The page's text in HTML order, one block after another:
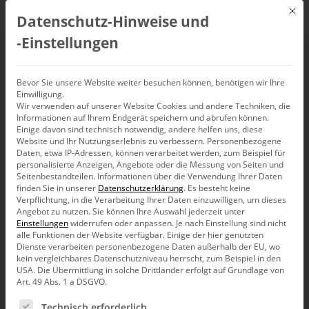
Planung mit
DeltaMaster
(18.07.2019)
18. Juli 2019, 11:00 –12:00Uhr
Mit
Datenschutz-Hinweise und
‑Einstellungen
Bevor Sie unsere Website weiter besuchen können, benötigen wir Ihre
Einwilligung.
Wir verwenden auf unserer Website Cookies und andere Techniken, die
Informationen auf Ihrem Endgerät speichern und abrufen können.
Einige davon sind technisch notwendig, andere helfen uns, diese
Website und Ihr Nutzungserlebnis zu verbessern. Personenbezogene
Daten, etwa IP-Adressen, können verarbeitet werden, zum Beispiel für
personalisierte Anzeigen, Angebote oder die Messung von Seiten und
Seitenbestandteilen. Informationen über die Verwendung Ihrer Daten
finden Sie in unserer Datenschutzerklärung. Es besteht keine
Verpflichtung, in die Verarbeitung Ihrer Daten einzuwilligen, um dieses
Angebot zu nutzen.Sie können Ihre Auswahl jederzeit unter
Einstellungenwiderrufen oder anpassen. Je nach Einstellung sind nicht
alle Funktionen der Website verfügbar. Einige der hier genutzten
Dienste verarbeiten personenbezogene Daten außerhalb der EU, wo
kein vergleichbares Datenschutzniveau herrscht, zum Beispiel in den
USA. Die Übermittlung in solche Drittländer erfolgt auf Grundlage von
Art. 49 Abs. 1 a DSGVO.
Es folgt eine Liste der Service-Gruppen, für die eine